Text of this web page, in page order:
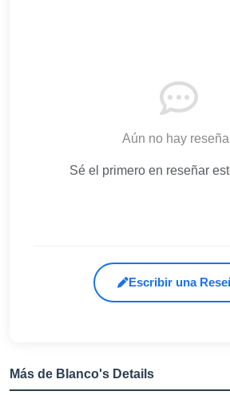
Aún no hay
Sé el primero en reseñar
Escribir una
Más de Blanco's Details